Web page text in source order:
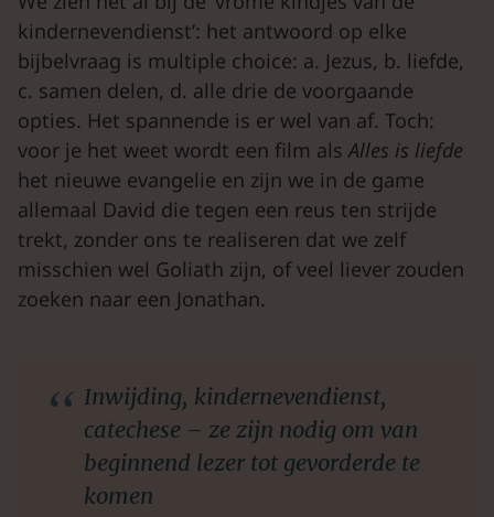
kindernevendienst’: het antwoord op elke
bijbelvraag is multiple choice: a. Jezus, b. liefde,
c. samen delen, d. alle drie de voorgaande
opties. Het spannende is er wel van af. Toch:
voor je het weet wordt een film alsAlles is liefde
het nieuwe evangelie en zijn we in de game
allemaal David die tegen een reus ten strijde
trekt, zonder ons te realiseren dat we zelf
misschien wel Goliath zijn, of veel liever zouden
zoeken naar een Jonathan.
Inwijding, kindernevendienst,
catechese – ze zijn nodig om van
beginnend lezer tot gevorderde te
komen